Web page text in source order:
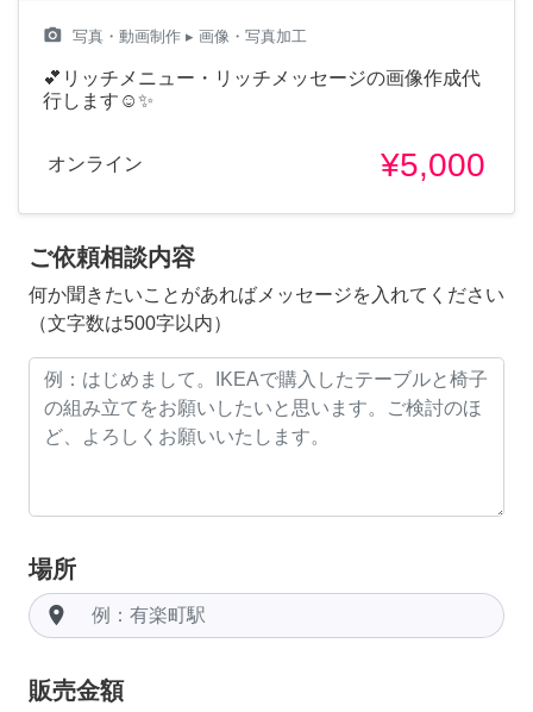
camera_alt 写真・動画制作 ▸ 画像・写真加工
💕リッチメニュー・リッチメッセージの画像作成代
行します☺️✨
オンライン ¥5,000
ご依頼相談内容
何か聞きたいことがあればメッセージを入れてください
（文字数は500字以内）
場所
room
販売金額